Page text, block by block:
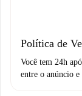
não
Política de
Você tem 24h
entre o anúncio